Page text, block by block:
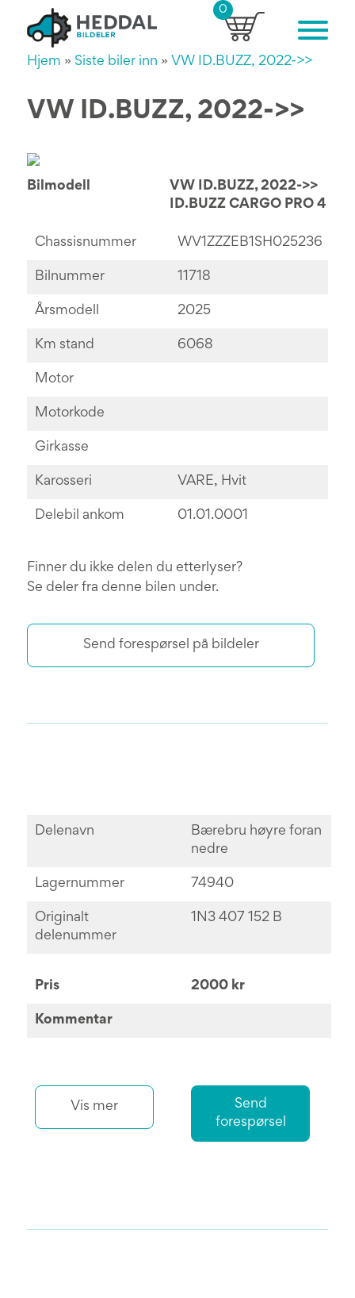
0
Hjem » Siste biler inn » VW ID.BUZZ, 2022->>
VW ID.BUZZ, 2022->>
Bilmodell
VW ID.BUZZ, 2022->>
ID.BUZZ CARGO PRO 4
Chassisnummer WV1ZZZEB1SH025236
Bilnummer 11718
Årsmodell 2025
Km stand 6068
Motor
Motorkode
Girkasse
Karosseri VARE, Hvit
Delebil ankom 01.01.0001
Finner du ikke delen du etterlyser?
Se deler fra denne bilen under.
Send forespørsel på bildeler
Delenavn
Bærebru høyre foran
nedre
Lagernummer 74940
Originalt
delenummer
1N3 407 152 B
Pris 2000 kr
Kommentar
Vis mer
Send
forespørsel